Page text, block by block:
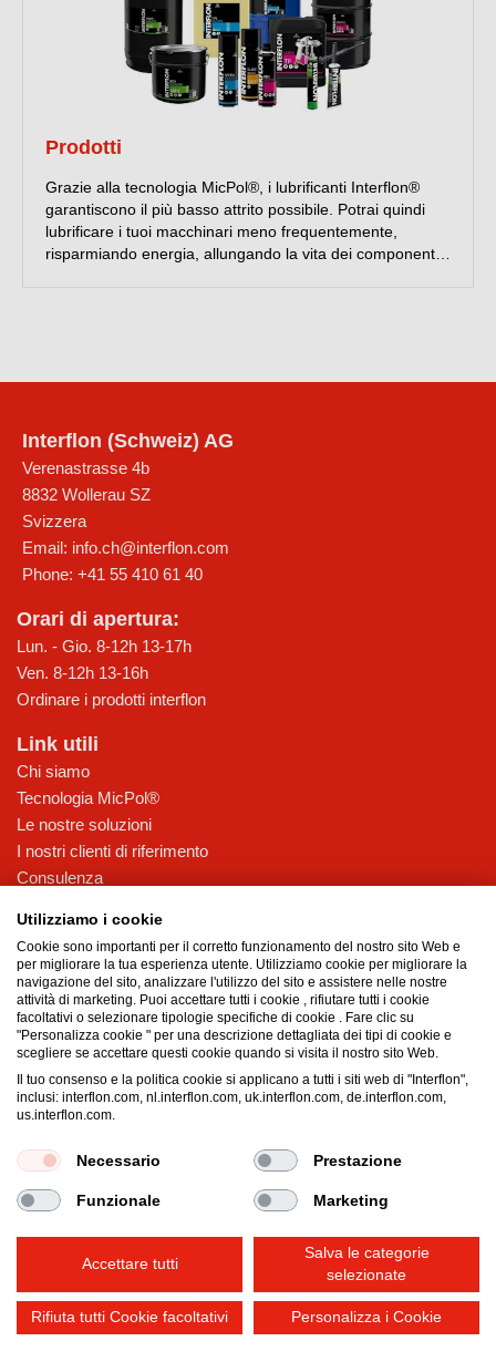
Prodotti
Grazie alla tecnologia MicPol®, i lubrificanti Interflon®
garantiscono il più basso attrito possibile. Potrai quindi
lubrificare i tuoi macchinari meno frequentemente,
risparmiando energia, allungando la vita dei componenti
Interflon (Schweiz) AG
Verenastrasse 4b
8832 Wollerau SZ
Svizzera
Email: info.ch@interflon.com
Phone: +41 55 410 61 40
Orari di apertura:
Lun. - Gio. 8-12h 13-17h
Ven. 8-12h 13-16h
Ordinare i prodotti interflon
Link utili
Chi siamo
Tecnologia MicPol®
Le nostre soluzioni
I nostri clienti di riferimento
Consulenza
Contatti
Sostenibilità @ Interflon
PFAS/PTFE free
EcoVadis Gold
Certificazione NSF 537
Imballaggio PCR per cartucce di grasso
MOSH e MOAH
Termini e condizioni
Dichiarazione sulla privacy
Impressum
Cookie policy
Utilizziamo i cookie
Cookie sono importanti per il corretto funzionamento del nostro sito Web e
per migliorare la tua esperienza utente. Utilizziamo cookie per migliorare la
navigazione del sito, analizzare l'utilizzo del sito e assistere nelle nostre
attività di marketing. Puoi accettare tutti i cookie , rifiutare tutti i cookie
facoltativi o selezionare tipologie specifiche di cookie . Fare clic su
"Personalizza cookie " per una descrizione dettagliata dei tipi di cookie e
scegliere se accettare questi cookie quando si visita il nostro sito Web.
Il tuo consenso e la politica cookie si applicano a tutti i siti web di "Interflon",
inclusi: interflon.com, nl.interflon.com, uk.interflon.com, de.interflon.com,
us.interflon.com.
Necessario Prestazione
Funzionale Marketing
Accettare tutti
Salva le categorie
selezionate
Rifiuta tutti Cookie facoltativi Personalizza i Cookie